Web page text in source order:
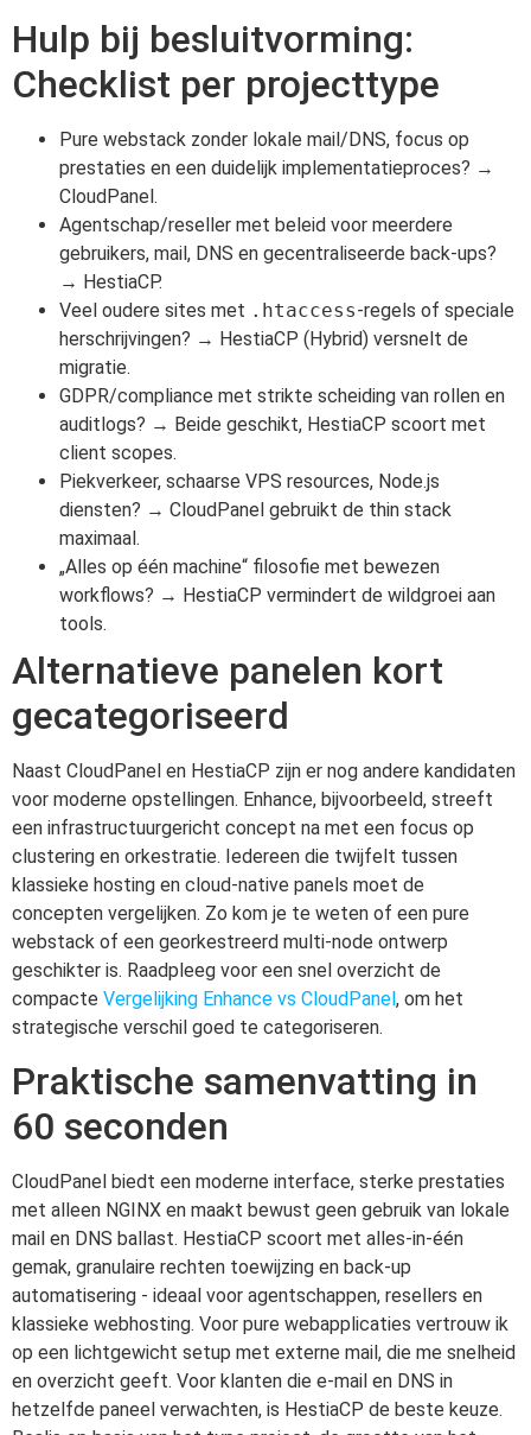
Hulp bij besluitvorming:
Checklist per projecttype
Pure webstack zonder lokale mail/DNS, focus op
prestaties en een duidelijk implementatieproces? →
CloudPanel.
Agentschap/reseller met beleid voor meerdere
gebruikers, mail, DNS en gecentraliseerde back-ups?
→ HestiaCP.
Veel oudere sites met .htaccess-regels of speciale
herschrijvingen? → HestiaCP (Hybrid) versnelt de
migratie.
GDPR/compliance met strikte scheiding van rollen en
auditlogs? → Beide geschikt, HestiaCP scoort met
client scopes.
Piekverkeer, schaarse VPS resources, Node.js
diensten? → CloudPanel gebruikt de thin stack
maximaal.
„Alles op één machine“ filosofie met bewezen
workflows? → HestiaCP vermindert de wildgroei aan
tools.
Alternatieve panelen kort
gecategoriseerd
Naast CloudPanel en HestiaCP zijn er nog andere kandidaten
voor moderne opstellingen. Enhance, bijvoorbeeld, streeft
een infrastructuurgericht concept na met een focus op
clustering en orkestratie. Iedereen die twijfelt tussen
klassieke hosting en cloud-native panels moet de
concepten vergelijken. Zo kom je te weten of een pure
webstack of een georkestreerd multi-node ontwerp
geschikter is. Raadpleeg voor een snel overzicht de
compacte Vergelijking Enhance vs CloudPanel, om het
strategische verschil goed te categoriseren.
Praktische samenvatting in
60 seconden
CloudPanel biedt een moderne interface, sterke prestaties
met alleen NGINX en maakt bewust geen gebruik van lokale
mail en DNS ballast. HestiaCP scoort met alles-in-één
gemak, granulaire rechten toewijzing en back-up
automatisering - ideaal voor agentschappen, resellers en
klassieke webhosting. Voor pure webapplicaties vertrouw ik
op een lichtgewicht setup met externe mail, die me snelheid
en overzicht geeft. Voor klanten die e-mail en DNS in
hetzelfde paneel verwachten, is HestiaCP de beste keuze.